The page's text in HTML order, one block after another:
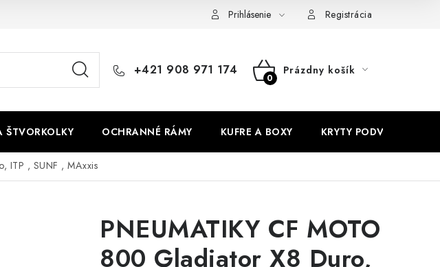
- formulár Prihlásenie Registrácia
+421 908 971 174
NÁKUPNÝ
Prázdny košík
ŠTVORKOLKY OCHRANNÉ RÁMY KUFRE A BOXY KRYTY PODVOZKU
ITP , SUNF , MAxxis
PNEUMATIKY CF MOTO
800 Gladiator X8 Duro,